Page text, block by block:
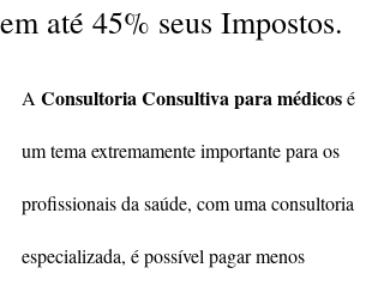
em até 45% seus Impostos.
A Consultoria Consultiva para médicos é
um tema extremamente importante para os
profissionais da saúde, com uma consultoria
especializada, é possível pagar menos